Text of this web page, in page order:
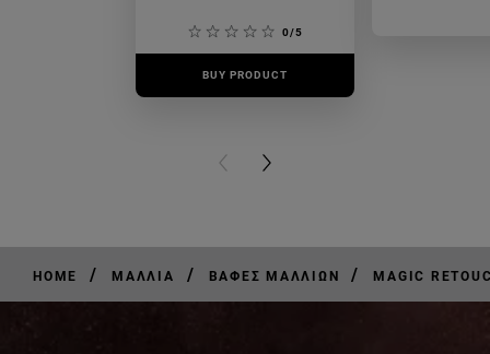
0/5
BUY PRODUCT
PREVIOUS CARD
NEXT CARD
HOME / ΜΑΛΛΙΆ / ΒΑΦΈΣ ΜΑΛΛΙΏΝ / MAGIC